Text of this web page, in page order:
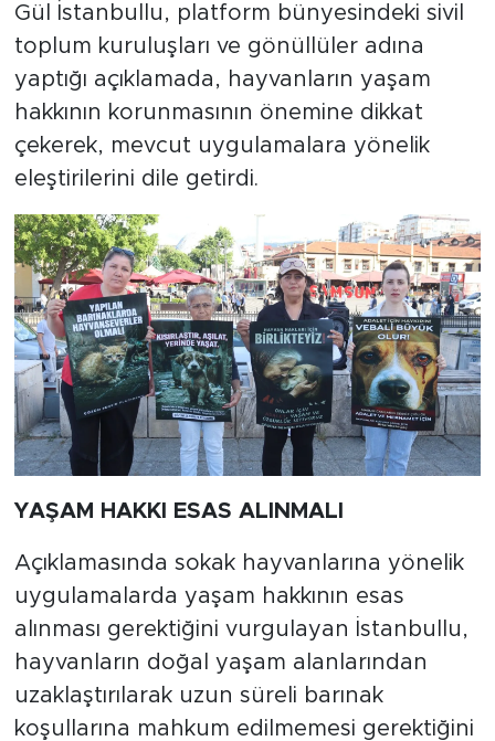
Gül İstanbullu, platform bünyesindeki sivil
toplum kuruluşları ve gönüllüler adına
yaptığı açıklamada, hayvanların yaşam
hakkının korunmasının önemine dikkat
çekerek, mevcut uygulamalara yönelik
eleştirilerini dile getirdi.
YAŞAM HAKKI ESAS ALINMALI
Açıklamasında sokak hayvanlarına yönelik
uygulamalarda yaşam hakkının esas
alınması gerektiğini vurgulayan İstanbullu,
hayvanların doğal yaşam alanlarından
uzaklaştırılarak uzun süreli barınak
koşullarına mahkum edilmemesi gerektiğini